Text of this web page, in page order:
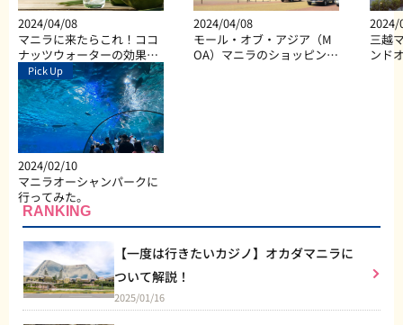
2024/04/08
マニラに来たらこれ！ココ
ナッツウォーターの効果と
は？
2024/04/08
モール・オブ・アジア（M
OA）マニラのショッピン
2024/
三越
ンド
Pick Up
2024/02/10
マニラオーシャンパークに
行ってみた。
RANKING
【一度は行きたいカジノ】オカダマニラに
ついて解説！
2025/01/16